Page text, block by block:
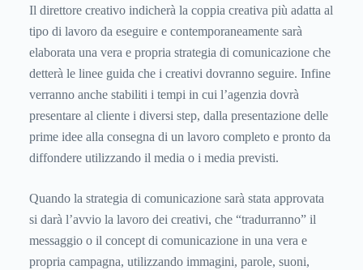
Il direttore creativo indicherà la coppia creativa più adatta al
tipo di lavoro da eseguire e contemporaneamente sarà
elaborata una vera e propria strategia di comunicazione che
detterà le linee guida che i creativi dovranno seguire. Infine
verranno anche stabiliti i tempi in cui l’agenzia dovrà
presentare al cliente i diversi step, dalla presentazione delle
prime idee alla consegna di un lavoro completo e pronto da
diffondere utilizzando il media o i media previsti.
Quando la strategia di comunicazione sarà stata approvata
si darà l’avvio la lavoro dei creativi, che “tradurranno” il
messaggio o il concept di comunicazione in una vera e
propria campagna, utilizzando immagini, parole, suoni,